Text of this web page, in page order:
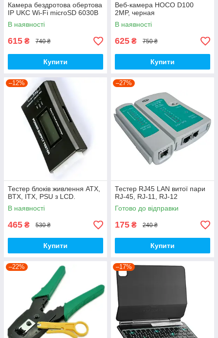
Камера бездротова обертова
IP UKC Wi-Fi microSD 6030B
В наявності
615 ₴ 740 ₴
Купити
Веб-камера HOCO D100
2MP, черная
В наявності
625 ₴ 750 ₴
Купити
–12%
Тестер блоків живлення ATX,
BTX, ITX, PSU з LCD.
В наявності
465 ₴ 530 ₴
Купити
–27%
Тестер RJ45 LAN витої пари
RJ-45, RJ-11, RJ-12
Готово до відправки
175 ₴ 240 ₴
Купити
–22% –17%